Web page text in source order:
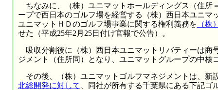
ちなみに、（株）ユニマットホールディングス（住所
ープで西日本のゴルフ場を経営する（株）西日本ユニマ
ユニマットＨＤのゴルフ場事業に関する権利義務を （株
せた（平成25年2月25日付け官報で公告）。
吸収分割後に（株）西日本ユニマットリバティーは商
ジメント（住所同）となり、ユニマットグループの中核
その後、（株）ユニマットゴルフマネジメントは、新
北総開発に対して 、同社が所有する千葉県にある下記